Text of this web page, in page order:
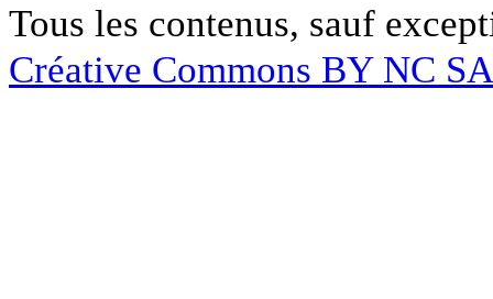
Tous les contenus, sauf
Créative Commons BY NC SA